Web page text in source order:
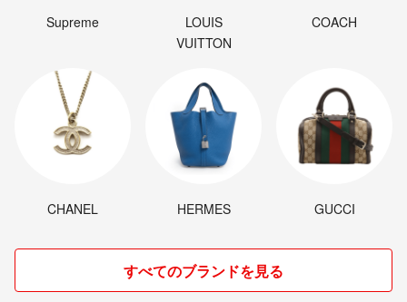
Supreme
LOUIS
VUITTON
COACH
CHANEL HERMES GUCCI
すべてのブランドを見る